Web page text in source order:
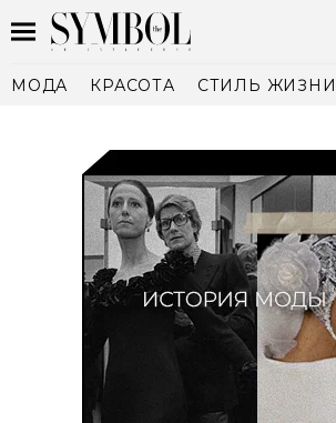
МОДА КРАСОТА СТИЛЬ ЖИЗНИ